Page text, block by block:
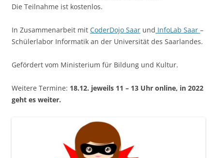
Die Teilnahme ist kostenlos.
In Zusammenarbeit mit CoderDojo Saar und InfoLab Saar –
Schülerlabor Informatik an der Universität des Saarlandes.
Gefördert vom Ministerium für Bildung und Kultur.
Weitere Termine: 18.12. jeweils 11 – 13 Uhr online, in 2022
geht es weiter.